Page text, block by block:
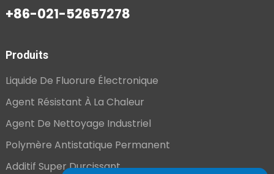
+86-021-52657278
Produits
Liquide De Fluorure Électronique
Agent Résistant À La Chaleur
Agent De Nettoyage Industriel
Polymère Antistatique Permanent
Additif Super Durcissant